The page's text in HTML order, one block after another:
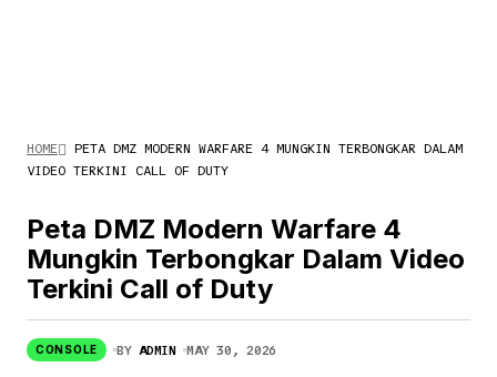
HOME
PETA DMZ MODERN WARFARE 4 MUNGKIN TERBONGKAR DALAM
VIDEO TERKINI CALL OF DUTY
Peta DMZ Modern Warfare 4
Mungkin Terbongkar Dalam Video
Terkini Call of Duty
CONSOLE BY ADMIN MAY 30, 2026